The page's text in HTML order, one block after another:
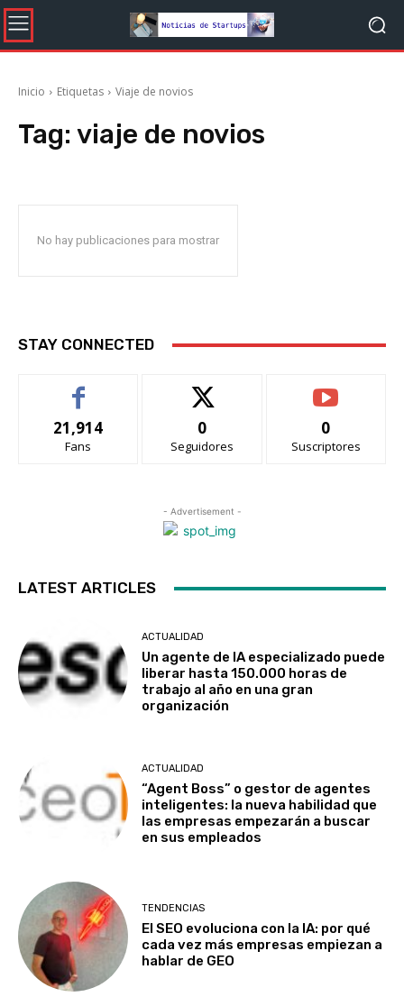
Inicio Etiquetas Viaje de novios
Tag: viaje de novios
No hay publicaciones para mostrar
STAY CONNECTED
21,914
Fans
0
Seguidores
0
Suscriptores
- Advertisement -
LATEST ARTICLES
ACTUALIDAD
Un agente de IA especializado puede
liberar hasta 150.000 horas de
trabajo al año en una gran
organización
ACTUALIDAD
“Agent Boss” o gestor de agentes
inteligentes: la nueva habilidad que
las empresas empezarán a buscar
en sus empleados
TENDENCIAS
El SEO evoluciona con la IA: por qué
cada vez más empresas empiezan a
hablar de GEO